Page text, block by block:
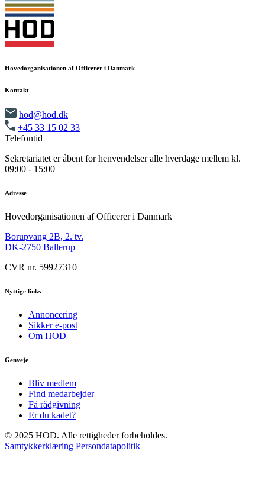
Hovedorganisationen af Officerer i Danmark
Kontakt
hod@hod.dk
+45 33 15 02 33
Telefontid
Sekretariatet er åbent for henvendelser alle hverdage mellem kl.
09:00 - 15:00
Adresse
Hovedorganisationen af Officerer i Danmark
Borupvang 2B, 2. tv.
DK-2750 Ballerup
CVR nr. 59927310
Nyttige links
Annoncering
Sikker e-post
Om HOD
Genveje
Bliv medlem
Find medarbejder
Få rådgivning
Er du kadet?
© 2025 HOD. Alle rettigheder forbeholdes.
Samtykkerklæring Persondatapolitik